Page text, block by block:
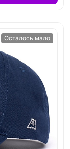
Осталось мало